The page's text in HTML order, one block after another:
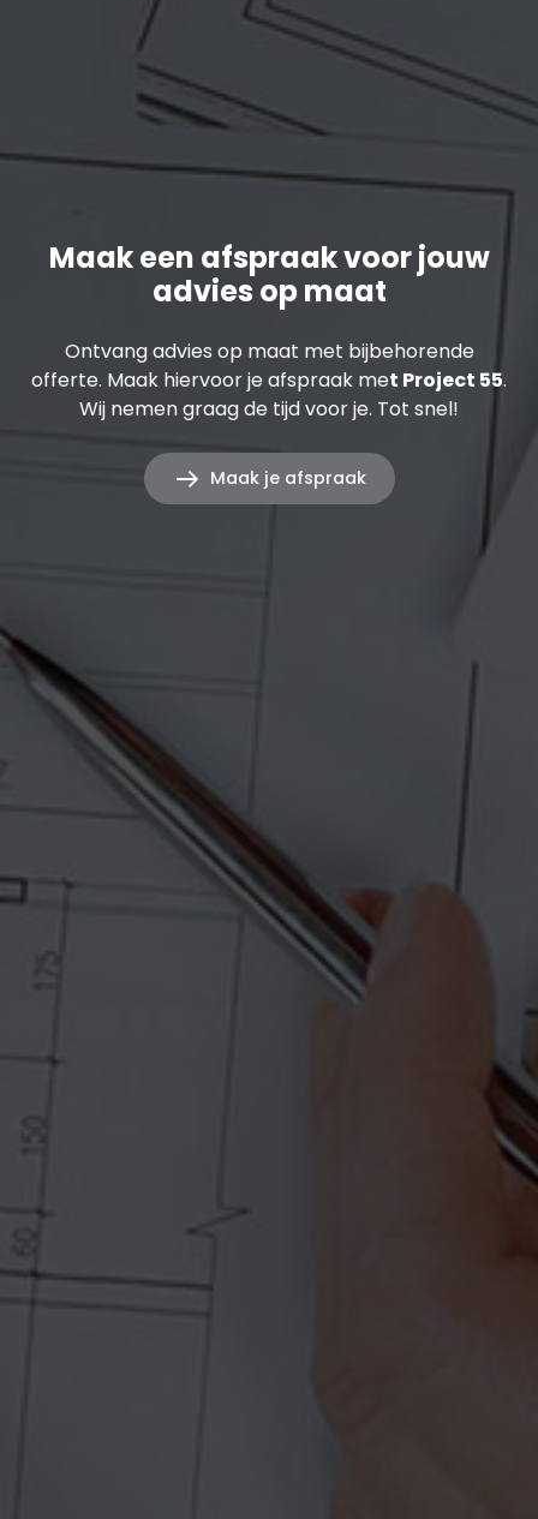
Maak een afspraak voor jouw
advies op maat
Ontvang advies op maat met bijbehorende
offerte. Maak hiervoor je afspraak met Project 55.
Wij nemen graag de tijd voor je. Tot snel!
Maak je afspraak